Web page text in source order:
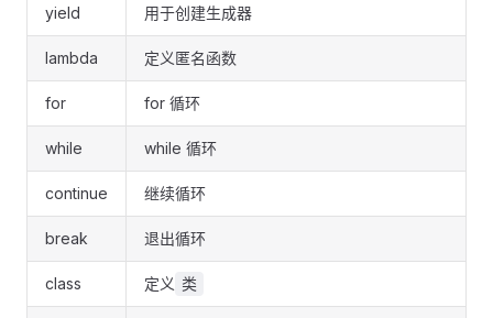
yield 用于创建生成器
lambda 定义匿名函数
for for 循环
while while 循环
continue 继续循环
break 退出循环
class 定义 类